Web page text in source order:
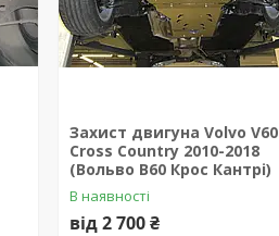
Захист двигуна Volvo V60
Cross Country 2010-2018
(Вольво В60 Крос Кантрі)
В наявності
від 2 700 ₴